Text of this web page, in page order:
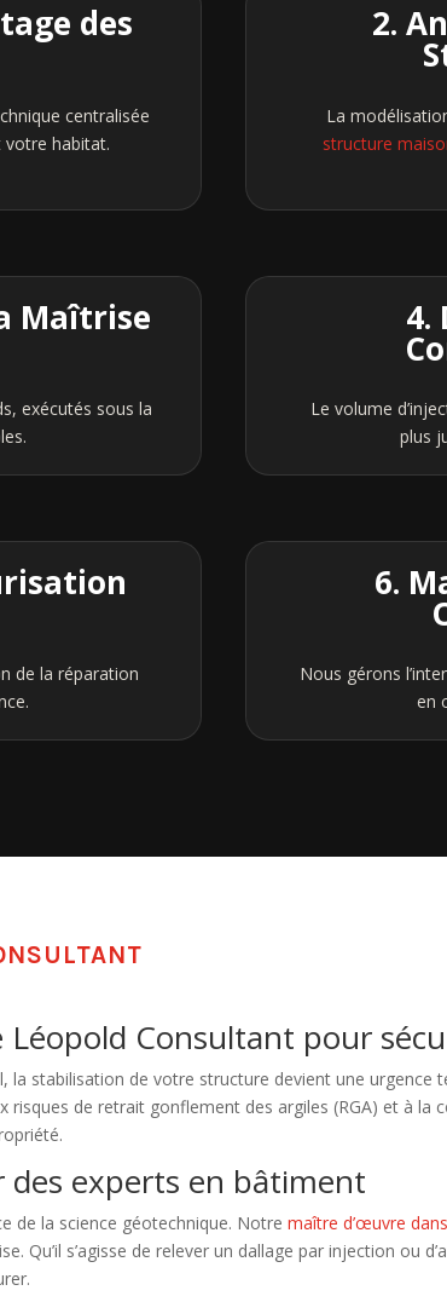
des
centralisée
habitat.
2.
La
structure
Maîtrise
exécutés sous la
4.
Le volume
plus
de la réparation
6.
Nous gérons
en
Léopold Consultant pour
la stabilisation de votre structure devient une urgence
de retrait gonflement des argiles (RGA) et à la
experts en bâtiment
de la science géotechnique. Notremaître d’œuvre
Qu’il s’agisse de relever un dallage par injection ou